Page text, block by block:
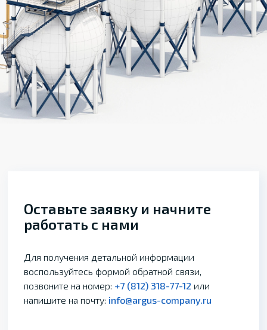
Оставьте заявку и начните
работать с нами
Для получения детальной информации
воспользуйтесь формой обратной связи,
позвоните на номер: +7 (812) 318-77-12 или
напишите на почту: info@argus-company.ru